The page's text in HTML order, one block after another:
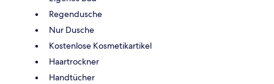
Regendusche
Nur Dusche
Kostenlose Kosmetikartikel
Haartrockner
Handtücher